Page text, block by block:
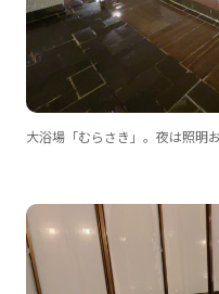
大浴場「むらさき」。夜は照明